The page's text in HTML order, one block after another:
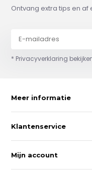
Ontvang extra tips en
* Privacyverklaring
Meer informatie
Klantenservice
Mijn account